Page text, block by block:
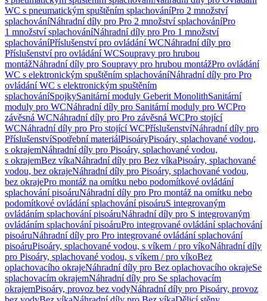
WC s pneumatickým spuštěním splachováníPro 2 množství
splachováníNáhradní díly pro Pro 2 množství splachováníPro
1 množství splachováníNáhradní díly pro Pro 1 množství
splachováníPříslušenství pro ovládání WCNáhradní díly pro
Příslušenství pro ovládání WCSoupravy pro hrubou
montážNáhradní díly pro Soupravy pro hrubou montážPro ovládání
WC s elektronickým spuštěním splachováníNáhradní díly pro Pro
ovládání WC s elektronickým spuštěním
splachováníSpojkySanitární moduly Geberit MonolithSanitární
moduly pro WCNáhradní díly pro Sanitární moduly pro WCPro
závěsná WCNáhradní díly pro Pro závěsná WCPro stojící
WCNáhradní díly pro Pro stojící WCPříslušenstvíNáhradní díly pro
PříslušenstvíSpotřební materiálPisoáryPisoáry, splachované vodou,
s okrajemNáhradní díly pro Pisoáry, splachované vodou,
s okrajemBez víkaNáhradní díly pro Bez víkaPisoáry, splachované
vodou, bez okrajeNáhradní díly pro Pisoáry, splachované vodou,
bez okrajePro montáž na omítku nebo podomítkové ovládání
splachování pisoáruNáhradní díly pro Pro montáž na omítku nebo
podomítkové ovládání splachování pisoáruS integrovaným
ovládáním splachování pisoáruNáhradní díly pro S integrovaným
ovládáním splachování pisoáruPro integrované ovládání splachování
pisoáruNáhradní díly pro Pro integrované ovládání splachování
pisoáruPisoáry, splachované vodou, s víkem / pro víkoNáhradní díly
pro Pisoáry, splachované vodou, s víkem / pro víkoBez
oplachovacího okrajeNáhradní díly pro Bez oplachovacího okrajeSe
splachovacím okrajemNáhradní díly pro Se splachovacím
okrajemPisoáry, provoz bez vodyNáhradní díly pro Pisoáry, provoz